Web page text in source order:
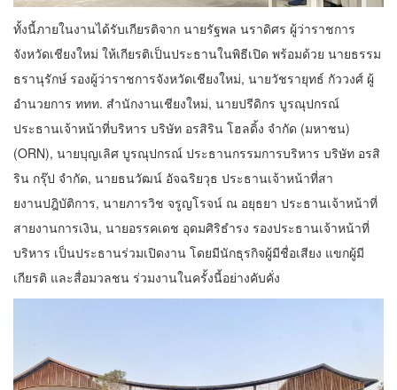
ทั้งนี้ภายในงานได้รับเกียรติจาก นายรัฐพล นราดิศร ผู้ว่าราชการ
จังหวัดเชียงใหม่ ให้เกียรติเป็นประธานในพิธีเปิด พร้อมด้วย นายธรรม
ธรานุรักษ์ รองผู้ว่าราชการจังหวัดเชียงใหม่, นายวัชรายุทธ์ กัววงศ์ ผู้
อำนวยการ ททท. สำนักงานเชียงใหม่, นายปรีดิกร บูรณุปกรณ์
ประธานเจ้าหน้าที่บริหาร บริษัท อรสิริน โฮลดิ้ง จํากัด (มหาชน)
(ORN), นายบุญเลิศ บูรณุปกรณ์ ประธานกรรมการบริหาร บริษัท อรสิ
ริน กรุ๊ป จำกัด, นายธนวัฒน์ อัจฉริยวุธ ประธานเจ้าหน้าที่สา
ยงานปฎิบัติการ, นายภารวิช จรูญโรจน์ ณ อยุธยา ประธานเจ้าหน้าที่
สายงานการเงิน, นายอรรคเดช อุดมศิริธำรง รองประธานเจ้าหน้าที่
บริหาร เป็นประธานร่วมเปิดงาน โดยมีนักธุรกิจผู้มีชื่อเสียง แขกผู้มี
เกียรติ และสื่อมวลชน ร่วมงานในครั้งนี้อย่างคับคั่ง